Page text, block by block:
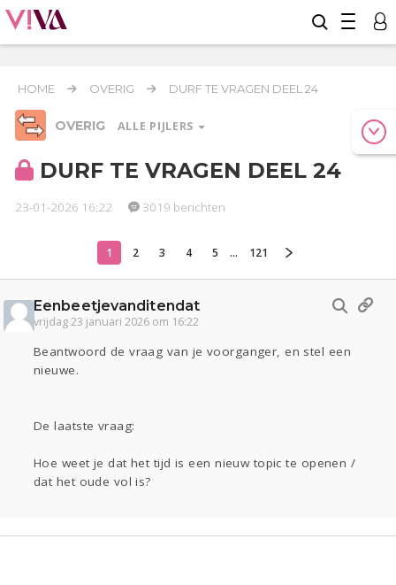
HOME OVERIG DURF TE VRAGEN DEEL 24
OVERIG ALLE PIJLERS
Relaties Werk & Studie Geld & Recht
Overig
Actueel
Oekraïne
Lijf & Lijn
Kinderen
Digi
Zwanger
Psyche Thuis
Klussen
Sport
Lezen
DURF TE VRAGEN DEEL 24
23-01-2026 16:22 3019 berichten
1 2 3 4 5 ... 121
Eenbeetjevanditendat
vrijdag 23 januari 2026 om 16:22
Beantwoord de vraag van je voorganger, en stel een
nieuwe.
De laatste vraag:
Hoe weet je dat het tijd is een nieuw topic te openen /
dat het oude vol is?